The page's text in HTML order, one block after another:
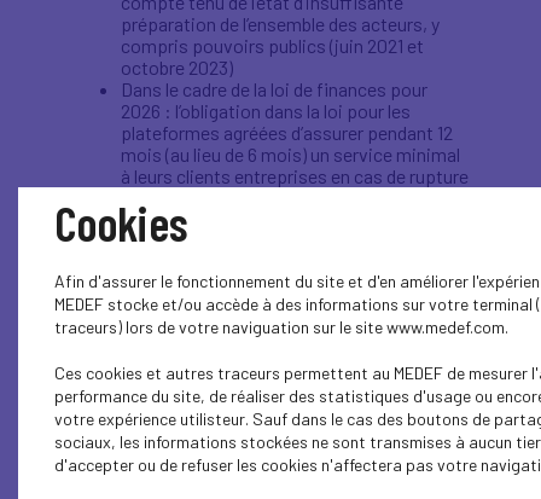
préparation de l’ensemble des acteurs, y
compris pouvoirs publics (juin 2021 et
octobre 2023)
Dans le cadre de la loi de finances pour
2026 : l’obligation dans la loi pour les
plateformes agréées d’assurer pendant 12
mois (au lieu de 6 mois) un service minimal
à leurs clients entreprises en cas de rupture
aux entreprises de pouvoir contracter
sereinement avec une nouvelle plateforme
Nous continuons d’œuvrer pour obtenirun
assouplissement et une articulation des
obligations les plus complexes d’e-reporting
imposées en 2030 par la directive dite ViDA, ainsi
que pour un engagement formel des pouvoirs
publics surun principe de tolérance dans les
premiers mois de l’entrée en vigueur des
obligations. Ceci vise à conforter les entreprises
Cookies
Afin d'assurer le fonctionnement du site et d'en améliorer
MEDEF stocke et/ou accède à des informations sur votre terminal
traceurs) lors de votre naviguation sur le site www.medef.com.
Ces cookies et autres traceurs permettent au MEDEF de mesurer
performance du site, de réaliser des statistiques d'usage ou
votre expérience utilisteur. Sauf dans le cas des boutons de
sociaux, les informations stockées ne sont transmises à aucun
d'accepter ou de refuser les cookies n'affectera pas votre